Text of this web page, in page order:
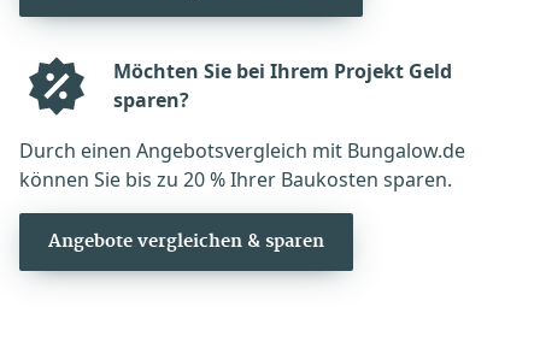
Möchten Sie bei Ihrem Projekt Geld
sparen?
Durch einen Angebotsvergleich mit Bungalow.de
können Sie bis zu 20 % Ihrer Baukosten sparen.
Angebote vergleichen & sparen